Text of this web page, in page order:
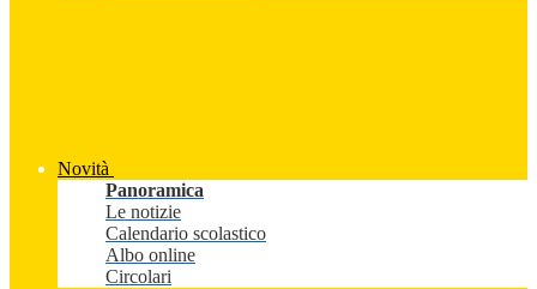
Novità
Panoramica
Le notizie
Calendario scolastico
Albo online
Circolari